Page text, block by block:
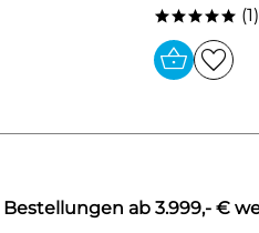
***** (1)
Bestellungen ab 3.999,- €